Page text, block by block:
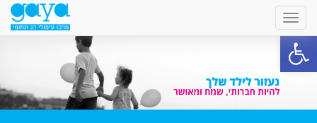
פתח סרגל נגישות